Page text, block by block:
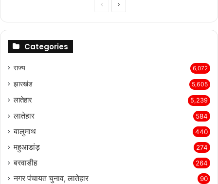
PreviousNext
Categories
राज्‍य 6,072
झारखंड 5,605
लातेहार 5,239
लातेहार 584
बालुमाथ 440
महुआडांड़ 274
बरवाडीह 264
नगर पंचायत चुनाव, लातेहार 90